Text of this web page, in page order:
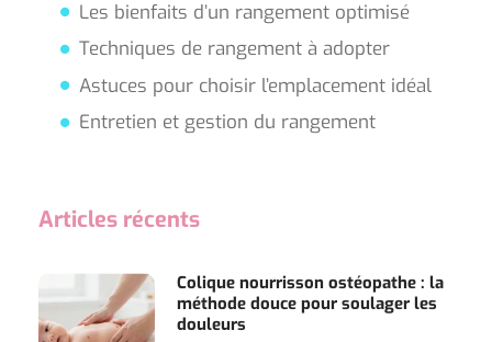
Les bienfaits d’un rangement optimisé
Techniques de rangement à adopter
Astuces pour choisir l’emplacement idéal
Entretien et gestion du rangement
Articles récents
Colique nourrisson ostéopathe : la
méthode douce pour soulager les
douleurs